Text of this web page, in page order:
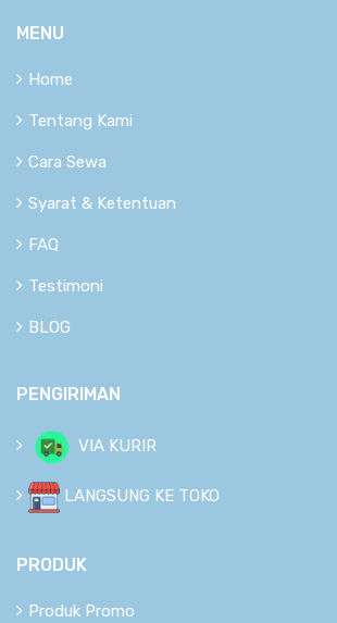
MENU
Home
Tentang Kami
Cara Sewa
Syarat & Ketentuan
FAQ
Testimoni
BLOG
PENGIRIMAN
VIA KURIR
LANGSUNG KE TOKO
PRODUK
Produk Promo